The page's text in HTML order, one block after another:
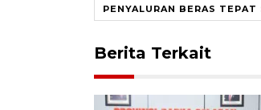
PENYALURAN BERAS TEPAT
Berita Terkait